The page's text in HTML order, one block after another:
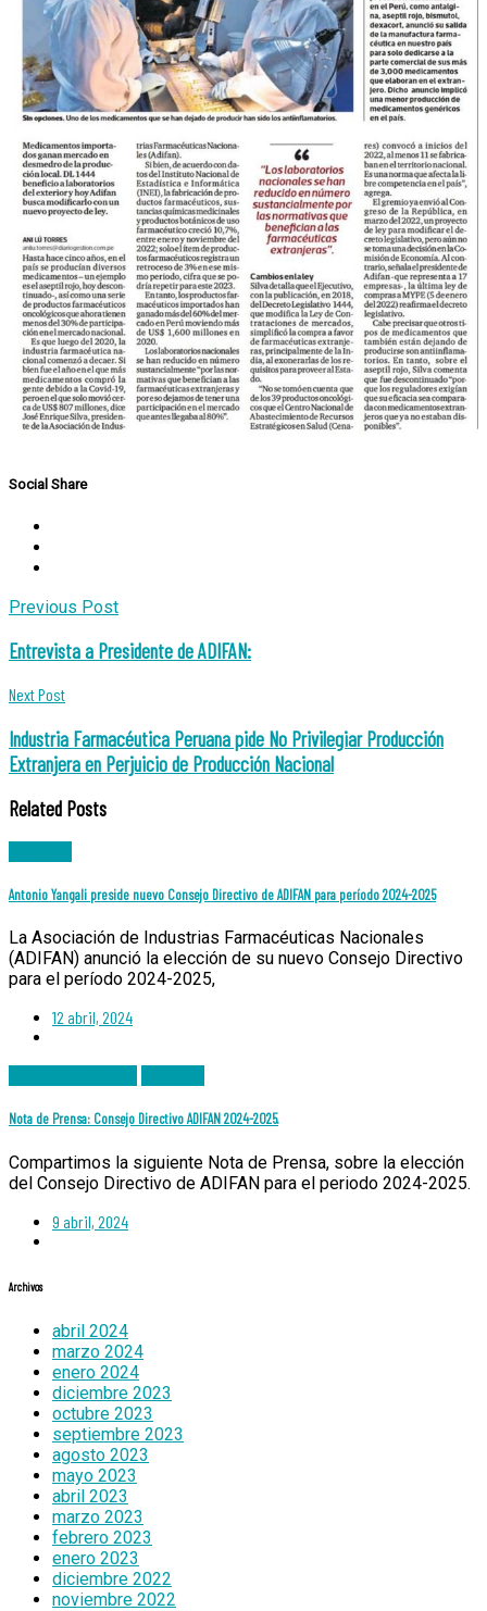
Social Share
Post
navigation
Previous Post
Entrevista a Presidente de ADIFAN:
Next Post
Industria Farmacéutica Peruana pide No Privilegiar Producción
Extranjera en Perjuicio de Producción Nacional
Related Posts
Antonio Yangali preside nuevo Consejo Directivo de ADIFAN para período 2024-2025
La Asociación de Industrias Farmacéuticas Nacionales
(ADIFAN) anunció la elección de su nuevo Consejo Directivo
para el período 2024-2025,
12 abril, 2024
Nota de Prensa: Consejo Directivo ADIFAN 2024-2025.
Compartimos la siguiente Nota de Prensa, sobre la elección
del Consejo Directivo de ADIFAN para el periodo 2024-2025.
9 abril, 2024
Archivos
abril 2024
marzo 2024
enero 2024
diciembre 2023
octubre 2023
septiembre 2023
agosto 2023
mayo 2023
abril 2023
marzo 2023
febrero 2023
enero 2023
diciembre 2022
noviembre 2022